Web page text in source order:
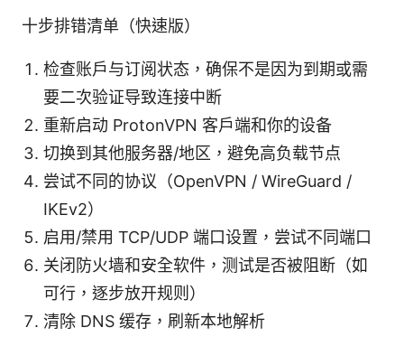
十步排错清单（快速版）
检查账户与订阅状态，确保不是因为到期或需
要二次验证导致连接中断
重新启动 ProtonVPN 客户端和你的设备
切换到其他服务器/地区，避免高负载节点
尝试不同的协议（OpenVPN / WireGuard /
IKEv2）
启用/禁用 TCP/UDP 端口设置，尝试不同端口
关闭防火墙和安全软件，测试是否被阻断（如
可行，逐步放开规则）
清除 DNS 缓存，刷新本地解析